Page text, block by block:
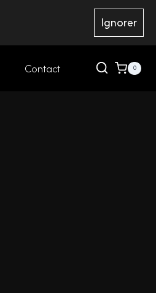
Ignorer
Contact 0